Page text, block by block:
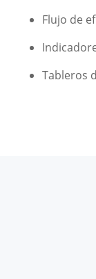
Flujo de
Tableros